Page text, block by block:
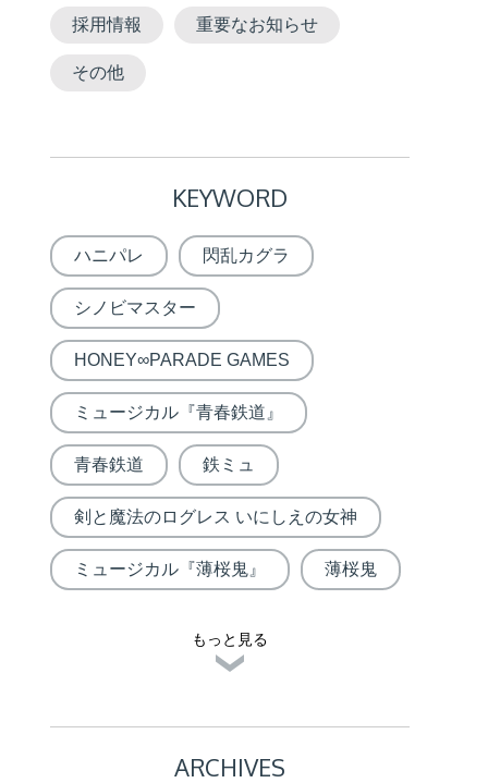
採用情報 重要なお知らせ
その他
KEYWORD
ハニパレ 閃乱カグラ
シノビマスター
HONEY∞PARADE GAMES
ミュージカル『青春鉄道』
青春鉄道 鉄ミュ
剣と魔法のログレス いにしえの女神
ミュージカル『薄桜鬼』 薄桜鬼
もっと見る
ARCHIVES